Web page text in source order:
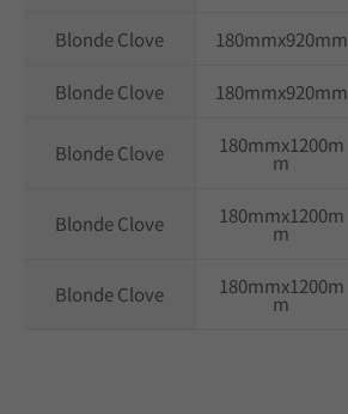
Blonde Clove 180mmx920mm
Blonde Clove 180mmx920mm
Blonde Clove 180mmx1200m
m
Blonde Clove 180mmx1200m
m
Blonde Clove 180mmx1200m
m